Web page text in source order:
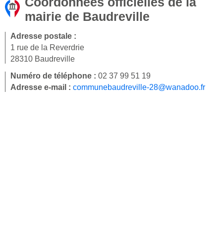
mairie de Baudreville
Adresse postale :
1 rue de la Reverdrie
28310 Baudreville
Numéro de téléphone : 02 37 99 51 19
Adresse e-mail : communebaudreville-28@wanadoo.fr